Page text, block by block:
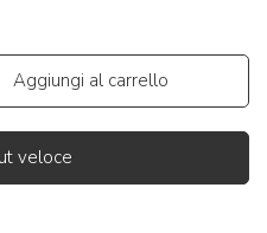
Aggiungi al carrello
veloce